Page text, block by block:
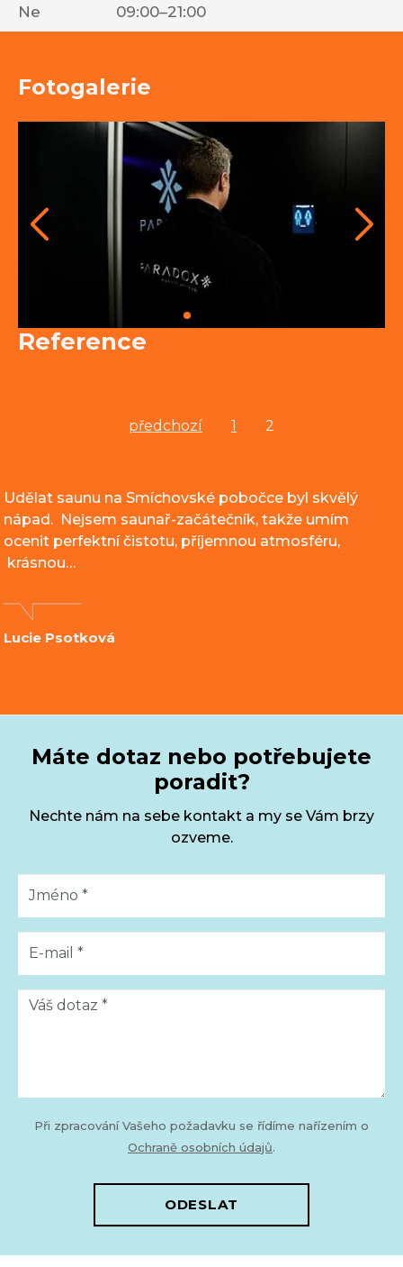
Ne 09:00–21:00
Fotogalerie
Reference
předchozí 1 2
Lucie Psotková
Udělat saunu na Smíchovské pobočce byl skvělý
nápad. Nejsem saunař-začátečník, takže umím
ocenit perfektní čistotu, příjemnou atmosféru,
krásnou…
Máte dotaz nebo potřebujete
poradit?
Nechte nám na sebe kontakt a my se Vám brzy
ozveme.
Při zpracování Vašeho požadavku se řídíme nařízením o
Ochraně osobních údajů.
ODESLAT